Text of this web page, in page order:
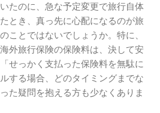
たのに、急な予定変更で旅行自体
とき、真っ先に心配になるのが旅
ことではないでしょうか。特に、
外旅行保険の保険料は、決して安
せっかく支払った保険料を無駄に
する場合、どのタイミングまでな
た疑問を抱える方も少なくありま